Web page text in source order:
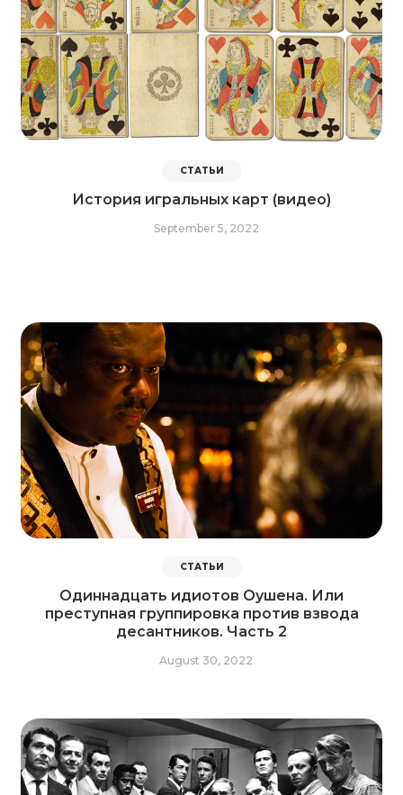
СТАТЬИ
История игральных карт (видео)
September 5, 2022
СТАТЬИ
Одиннадцать идиотов Оушена. Или
преступная группировка против взвода
десантников. Часть 2
August 30, 2022